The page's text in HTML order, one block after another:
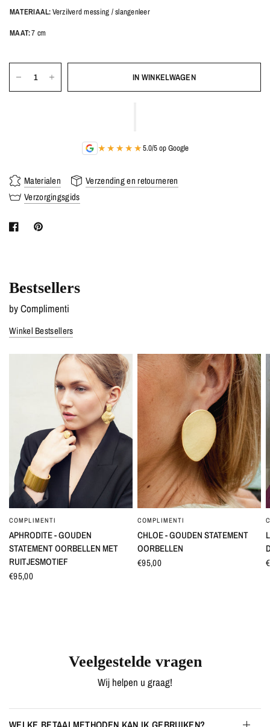
MATERIAAL:Verzilverd messing / slangenleer
MAAT:7 cm
IN WINKELWAGEN
★★★★★5.0/5 op Google
Materialen
Verzending en retourneren
Verzorgingsgids
Bestsellers
by Complimenti
Winkel Bestsellers
SNEL BEKIJKEN
COMPLIMENTI
APHRODITE - GOUDEN
STATEMENT OORBELLEN MET
RUITJESMOTIEF
€95,00
SNEL BEKIJKEN
COMPLIMENTI
CHLOE - GOUDEN STATEMENT
OORBELLEN
€95,00
Veelgestelde vragen
Wij helpen u graag!